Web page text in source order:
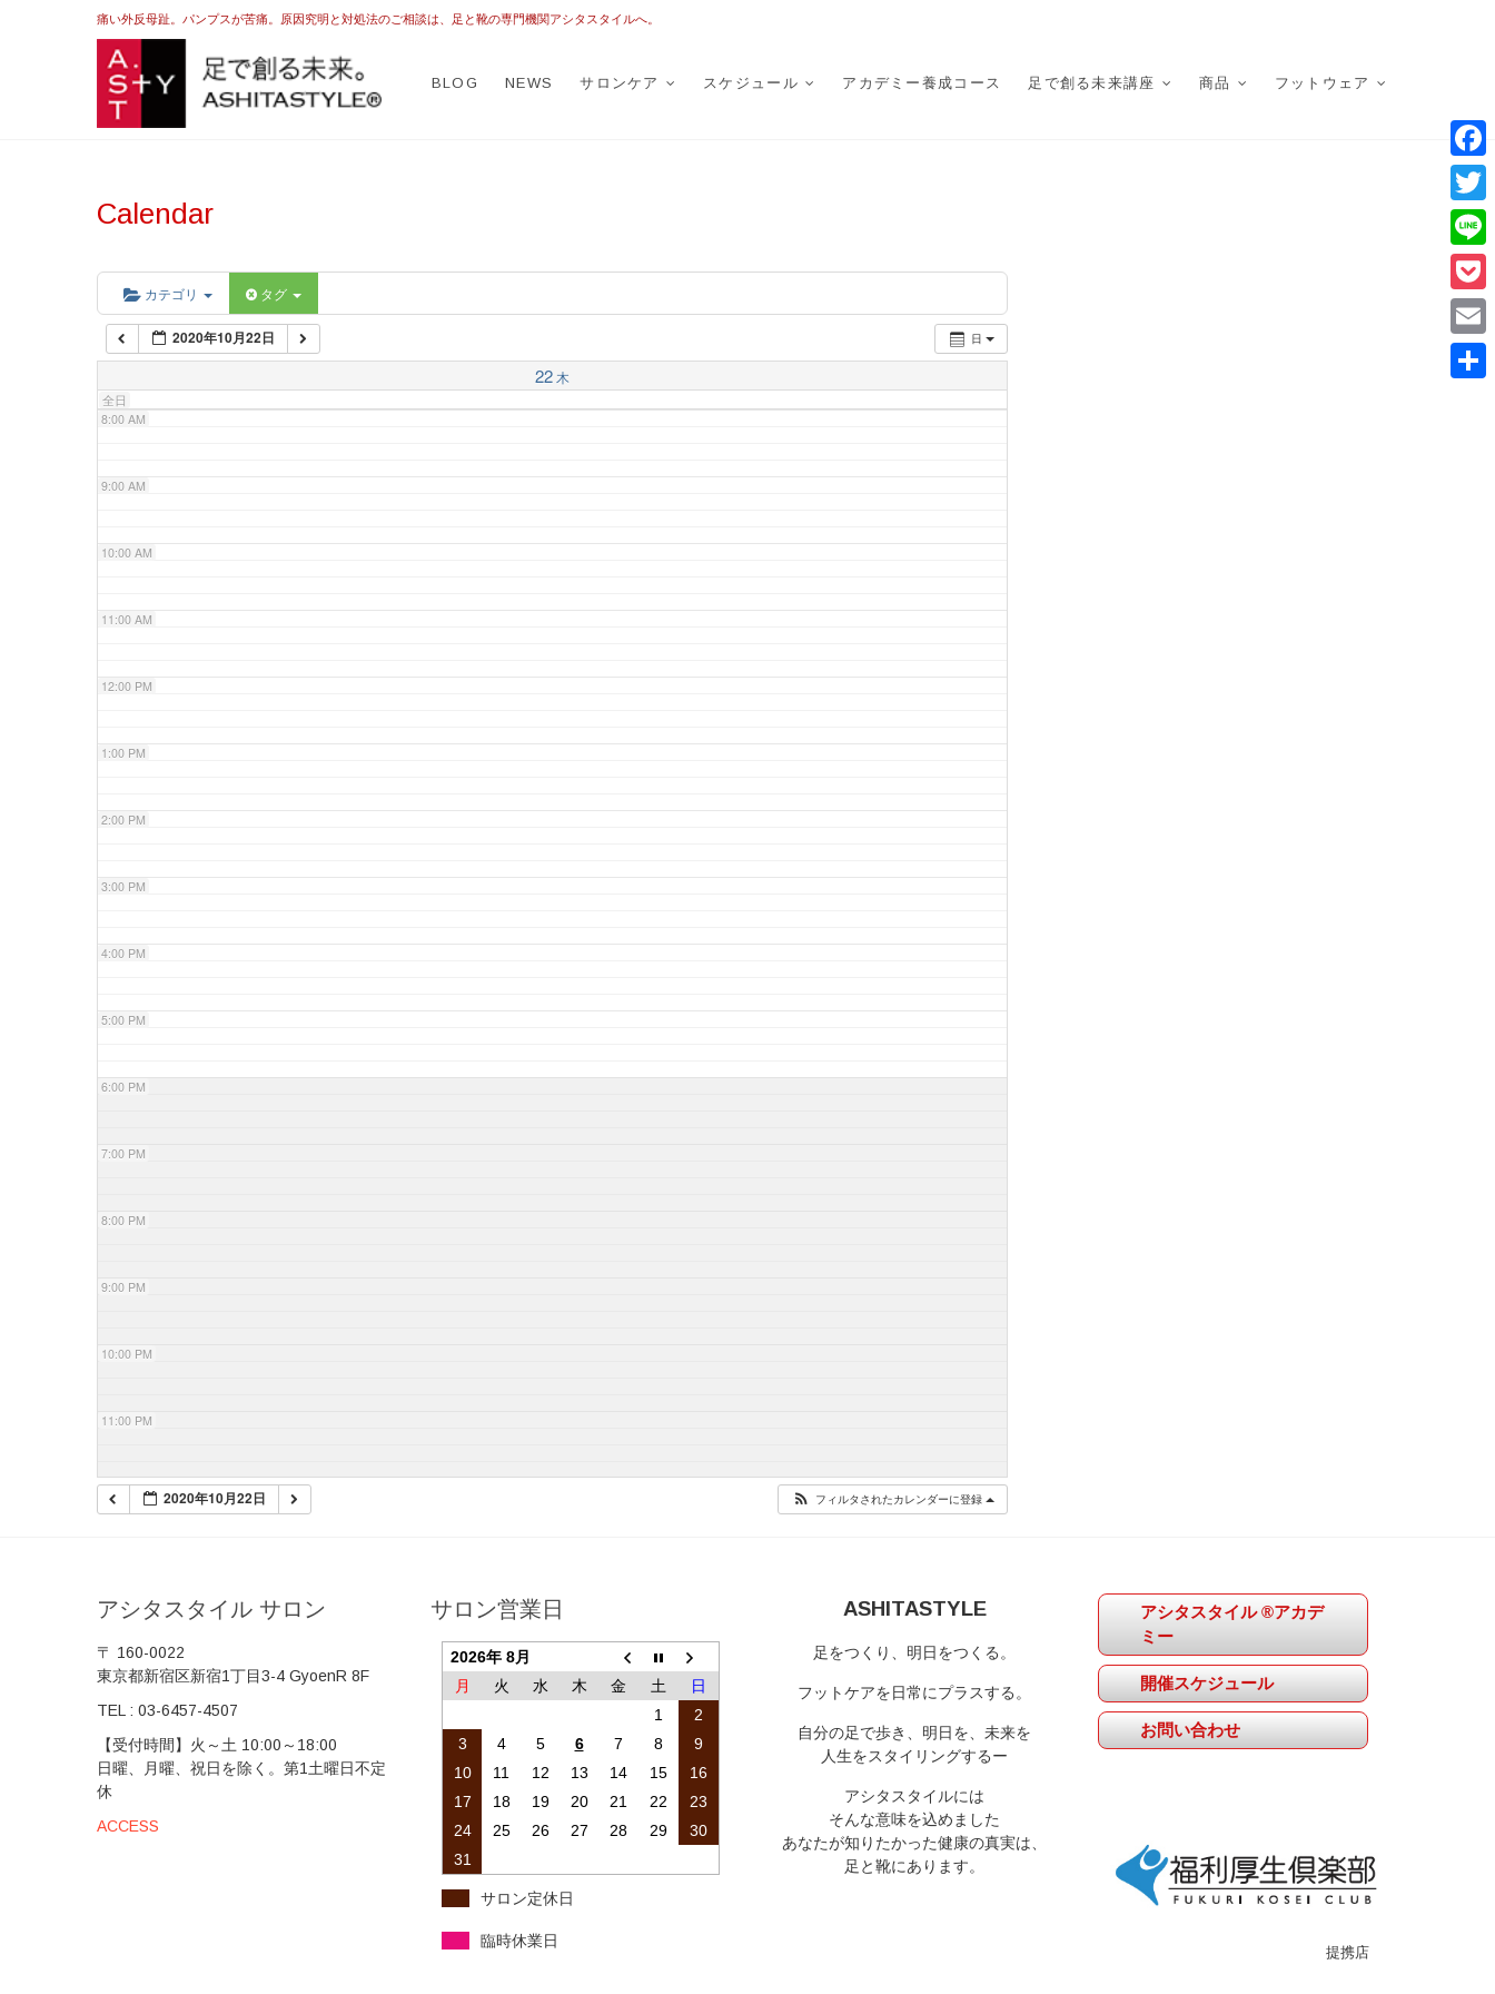
痛い外反母趾。パンプスが苦痛。原因究明と対処法のご相談は、足と靴の専門機関アシタスタイルへ。
ASHITASTYLE
BLOG NEWS サロンケア スケジュール アカデミー養成コース 足で創る未来講座 商品 フットウェア
Calendar
カテゴリ タグ
日
2020年10月22日
22 木
全日
2:00 AM
3:00 AM
5:00 AM
6:00 AM
7:00 AM
8:00 AM
9:00 AM
10:00 AM
11:00 AM
12:00 PM
1:00 PM
2:00 PM
3:00 PM
4:00 PM
5:00 PM
6:00 PM
7:00 PM
8:00 PM
9:00 PM
10:00 PM
11:00 PM
2020年10月22日 フィルタされたカレンダーに登録
アシタスタイル サロン
〒 160-0022
東京都新宿区新宿1丁目3-4 GyoenR 8F
TEL : 03-6457-4507
【受付時間】火～土 10:00～18:00
日曜、月曜、祝日を除く。第1土曜日不定
休
ACCESS
サロン営業日
2026年 8月
月
火 水 木 金 土
日
1
2
3
4 5 6 7 8
9
10
11 12 13 14 15
16
17
18 19 20 21 22
23
24
25 26 27 28 29
30
31
サロン定休日
臨時休業日
ASHITASTYLE
足をつくり、明日をつくる。
フットケアを日常にプラスする。
自分の足で歩き、明日を、未来を
人生をスタイリングするー
アシタスタイルには
そんな意味を込めました
あなたが知りたかった健康の真実は、
足と靴にあります。
アシタスタイル ®アカデ
ミー
開催スケジュール
お問い合わせ
提携店
F
a
c
e
b
o
T
w
i
L
i
n
P
o
c
E